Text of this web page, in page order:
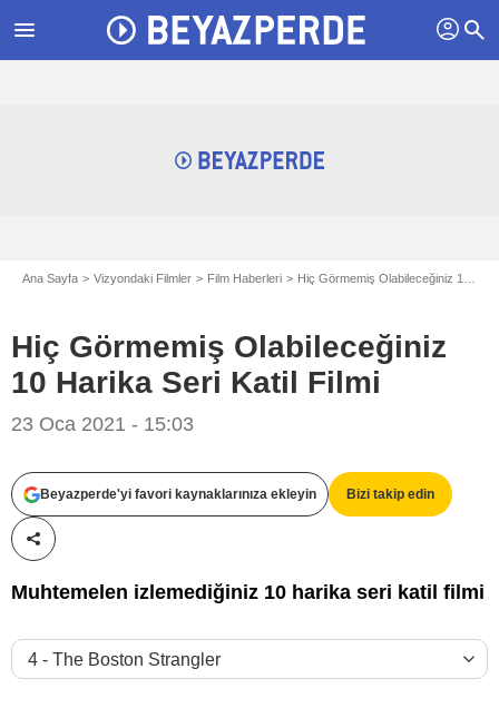
menu profil search
Ana Sayfa Vizyondaki Filmler Film Haberleri Hiç Görmemiş Olabileceğiniz 10 Harika Seri Katil Filmi
Hiç Görmemiş Olabileceğiniz
10 Harika Seri Katil Filmi
23 Oca 2021 - 15:03
Beyazperde'yi favori kaynaklarınıza ekleyin Bizi takip edin
Paylaş!
Muhtemelen izlemediğiniz 10 harika seri katil filmi